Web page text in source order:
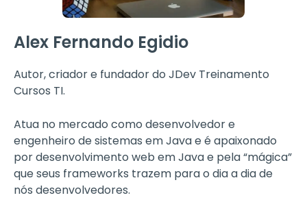
Alex Fernando Egidio
Autor, criador e fundador do JDev Treinamento
Cursos TI.
Atua no mercado como desenvolvedor e
engenheiro de sistemas em Java e é apaixonado
por desenvolvimento web em Java e pela “mágica”
que seus frameworks trazem para o dia a dia de
nós desenvolvedores.